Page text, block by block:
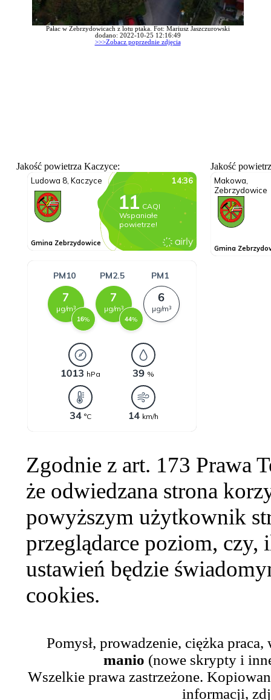
Pałac w Zebrzydowicach z lotu ptaka. Fot: Mariusz Jaszczurowski
dodano: 2022-10-25 12:16:49
>>>Zobacz poprzednie zdjęcia
Jakość powietrza Kaczyce: Jakość
Zgodnie z art. 173 Prawa
że odwiedzana strona
powyższym użytkownik
przeglądarce poziom,
ustawień będzie
cookies.
Pomysł, prowadzenie, ciężka
manio (nowe skrypty i
Wszelkie prawa zastrzeżone.
informacji,